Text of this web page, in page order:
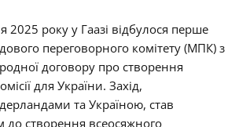
2025 року у Гаазі відбулося перше
переговорного комітету (МПК) з
договору про створення
для України. Захід,
та Україною, став
створення всеосяжного